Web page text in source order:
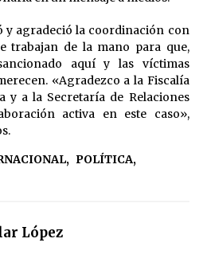
de EE.UU.: “vamos por los
que protegen al narco”
atrás
acuerdo con Irán y el fin de
atrás
atrás
y agradeció la coordinación con
trabajan de la mano para que,
aquí y las víctimas
«Agradezco a la Fiscalía
y a la Secretaría de Relaciones
activa en este caso»,
, POLÍTICA,
López